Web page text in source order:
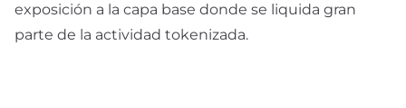
exposición a la capa base donde se liquida gran
parte de la actividad tokenizada.